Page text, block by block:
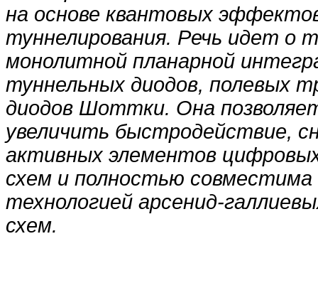
на основе квантовых
туннелирования. Речь идет о
монолитной планарной
туннельных диодов, полевых
диодов Шоттки. Она
увеличить быстродействие,
активных элементов
схем и полностью
технологией арсенид-
схем.